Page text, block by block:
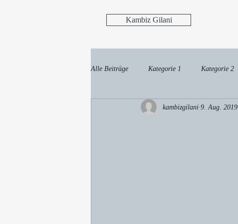
Kambiz Gilani
Alle Beiträge Kategorie 1 Kategorie 2
kambizgilani 9. Aug. 2019